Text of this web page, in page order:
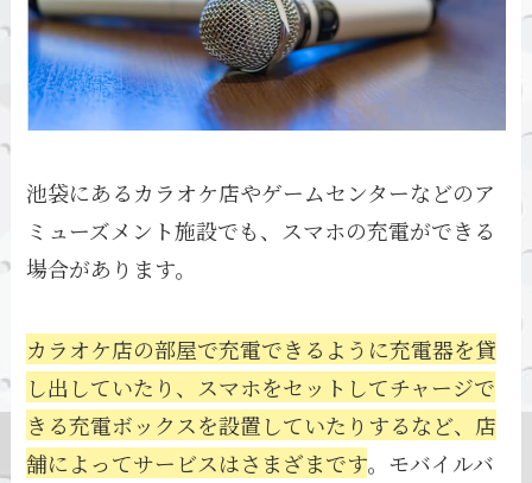
池袋にあるカラオケ店やゲームセンターなどのア
ミューズメント施設でも、スマホの充電ができる
場合があります。
カラオケ店の部屋で充電できるように充電器を貸
し出していたり、スマホをセットしてチャージで
きる充電ボックスを設置していたりするなど、店
舗によってサービスはさまざまです。モバイルバ